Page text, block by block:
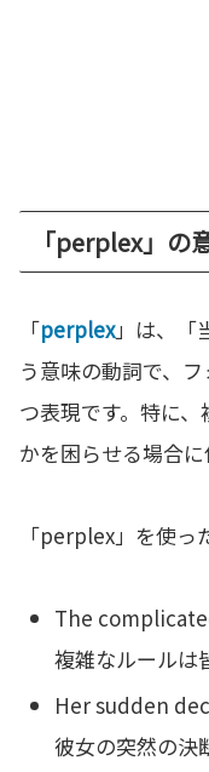
「perplex」の
「perplex」は、「
う意味の動詞で、
つ表現です。特に
かを困らせる場合に
「perplex」を使っ
The
複雑なルールは
Her sudden
彼女の突然の決